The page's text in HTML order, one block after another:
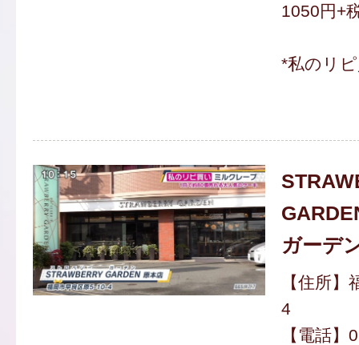
1050円+
*私のリ
ガーデ
【住所
4
【電話